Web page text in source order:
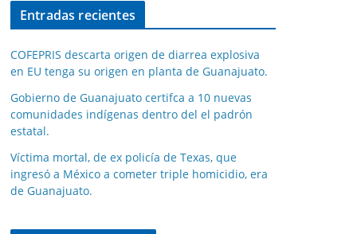
Entradas recientes
COFEPRIS descarta origen de diarrea explosiva
en EU tenga su origen en planta de Guanajuato.
Gobierno de Guanajuato certifca a 10 nuevas
comunidades indígenas dentro del el padrón
estatal.
Víctima mortal, de ex policía de Texas, que
ingresó a México a cometer triple homicidio, era
de Guanajuato.